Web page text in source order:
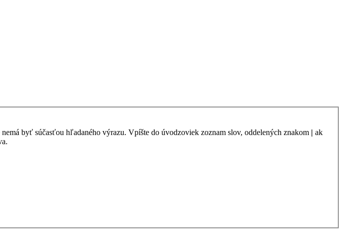
byť súčasťou hľadaného výrazu. Vpíšte do úvodzoviek zoznam slov, oddelených znakom | ak